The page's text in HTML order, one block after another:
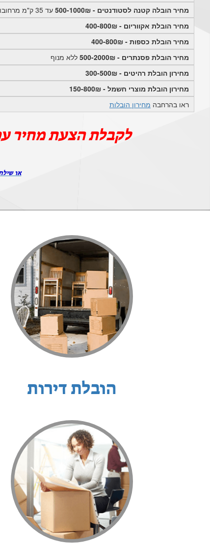
מחיר הובלה קטנה לסטודנטים - 500-1000₪
עד 35 ק"מ מרחובות
מחיר הובלת אקווריום - 400-800₪
מחיר הובלת כספות - 400-800₪
מחיר הובלת פסנתרים - 500-2000₪
ללא מנוף
מחירון הובלת רהיטים - 300-500₪
מחירון הובלת מוצרי חשמל - 150-800₪
ראו בהרחבה מחירון הובלות
לקבלת הצעת מחיר
או
הובלת דירות